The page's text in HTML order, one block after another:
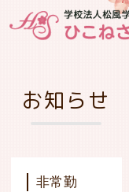
お知らせ
非常勤